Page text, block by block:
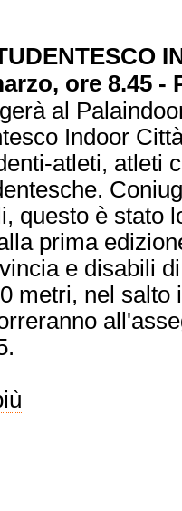
ore 8.45
al
Indoor
atleti, atleti
questo è stato
prima
e disabili
metri, nel salto